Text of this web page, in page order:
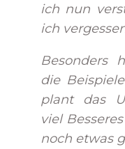
ich nun
ich
Besonders
die
plant das
viel
noch etwas